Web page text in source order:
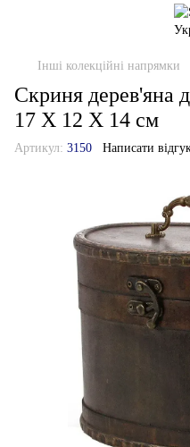
Інші колекційні напрямки
Скриня дерев'яна
17 Х 12 Х 14 см
Артикул: 3150 Написати